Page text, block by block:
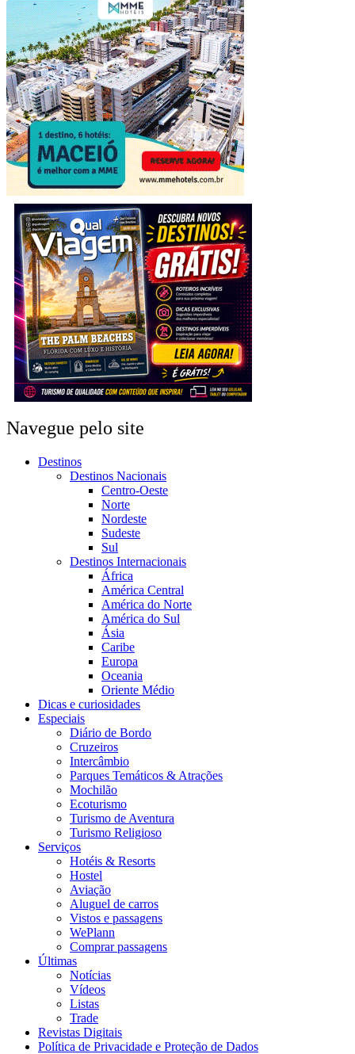
Navegue pelo site
Destinos
Destinos Nacionais
Centro-Oeste
Norte
Nordeste
Sudeste
Sul
Destinos Internacionais
África
América Central
América do Norte
América do Sul
Ásia
Caribe
Europa
Oceania
Oriente Médio
Dicas e curiosidades
Especiais
Diário de Bordo
Cruzeiros
Intercâmbio
Parques Temáticos & Atrações
Mochilão
Ecoturismo
Turismo de Aventura
Turismo Religioso
Serviços
Hotéis & Resorts
Hostel
Aviação
Aluguel de carros
Vistos e passagens
WePlann
Comprar passagens
Últimas
Notícias
Vídeos
Listas
Trade
Revistas Digitais
Política de Privacidade e Proteção de Dados